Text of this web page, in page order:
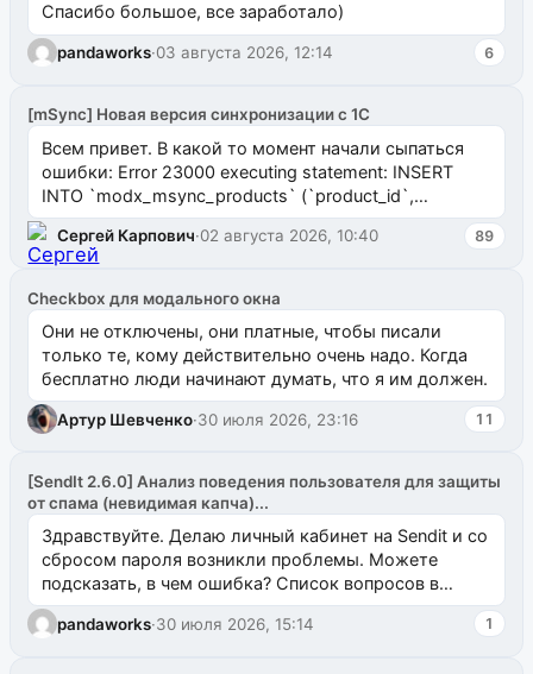
Спасибо большое, все заработало)
pandaworks·03 августа 2026, 12:14 6
[mSync] Новая версия синхронизации с 1С
Всем привет. В какой то момент начали сыпаться
ошибки: Error 23000 executing statement: INSERT
INTO `modx_msync_products` (`product_id`,
`uuid_1c`) VALUES ...
Сергей Карпович·02 августа 2026, 10:40 89
Checkbox для модального окна
Они не отключены, они платные, чтобы писали
только те, кому действительно очень надо. Когда
бесплатно люди начинают думать, что я им должен.
Артур Шевченко·30 июля 2026, 23:16 11
[SendIt 2.6.0] Анализ поведения пользователя для защиты
от спама (невидимая капча)...
Здравствуйте. Делаю личный кабинет на Sendit и со
сбросом пароля возникли проблемы. Можете
подсказать, в чем ошибка? Список вопросов в
одноименном разделе на modx.pro пока пуст, и,...
pandaworks·30 июля 2026, 15:14 1